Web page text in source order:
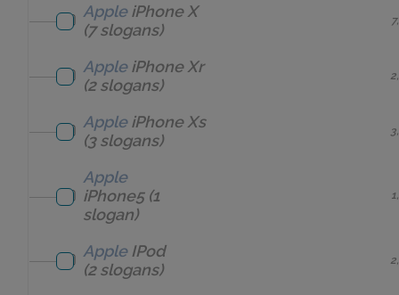
Apple iPhone X
(7 slogans)
Apple iPhone Xr
(2 slogans)
Apple iPhone Xs
(3 slogans)
Apple
iPhone5(1
slogan)
Apple IPod
(2 slogans)